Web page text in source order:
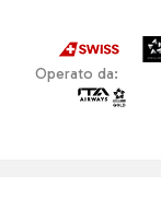
Operato da: